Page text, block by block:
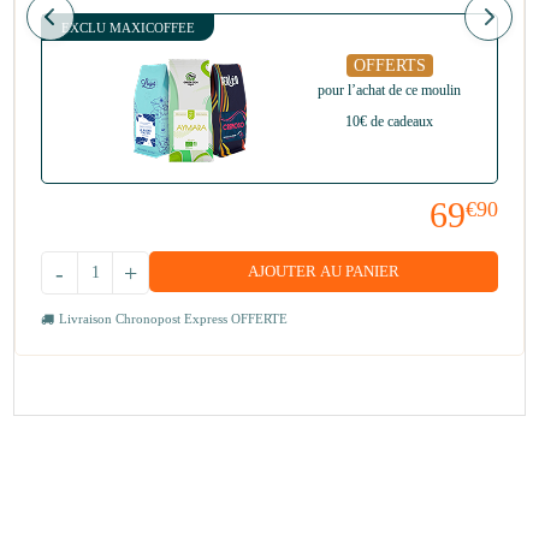
EXCLU MAXICOFFEE
OFFERTS
pour l’achat de ce moulin
10€ de cadeaux
69€90
+
- AJOUTER AU PANIER
Livraison Chronopost Express OFFERTE